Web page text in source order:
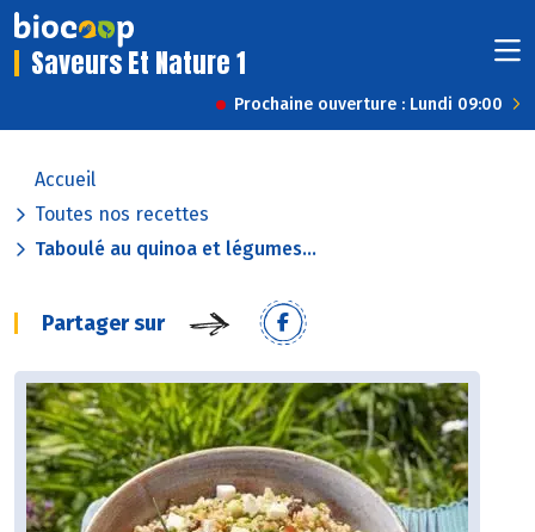
Saveurs Et Nature 1
Prochaine ouverture : Lundi 09:00
Accueil
Toutes nos recettes
Taboulé au quinoa et légumes...
Partager sur